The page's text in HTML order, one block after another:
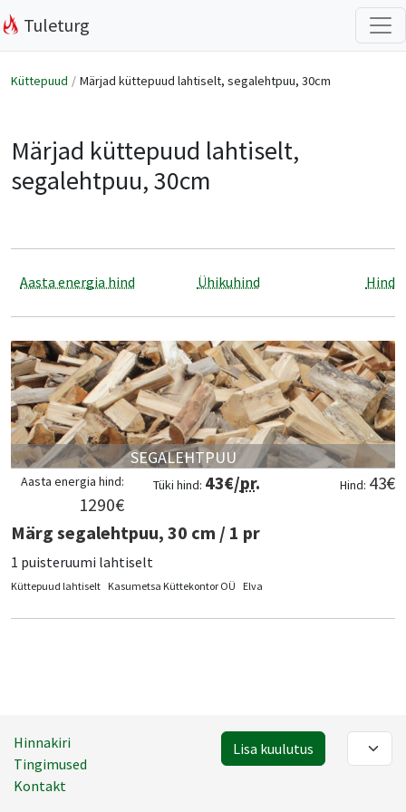
Tuleturg
Küttepuud Märjad küttepuud lahtiselt, segalehtpuu, 30cm
Märjad küttepuud lahtiselt,
segalehtpuu, 30cm
Aasta energia hind Ühikuhind Hind
SEGALEHTPUU
Hind: 43€
Tüki hind: 43€/pr.
Aasta energia hind:
1290€
Märg segalehtpuu, 30 cm / 1 pr
1 puisteruumi lahtiselt
Küttepuud lahtiselt Kasumetsa Küttekontor OÜ Elva
Hinnakiri
Tingimused
Kontakt
Lisa kuulutus